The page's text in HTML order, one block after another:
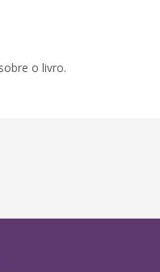
o livro.